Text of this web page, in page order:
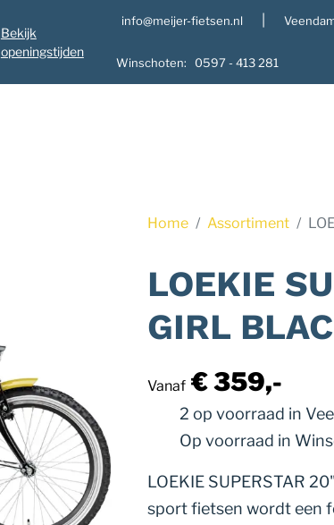
Bekijk
openingstijden
info@meijer-fietsen.nl
Winschoten: 0597 - 413 281
Home Assortiment
LOEKIE
GIRL
Vanaf € 359,-
2 op voorraad in
Op voorraad in
LOEKIE SUPERSTAR
sport fietsen wordt een